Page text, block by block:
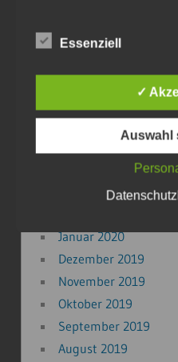
März 2022
Januar 2022
Mai 2020
Januar 2020
Dezember 2019
November 2019
Oktober 2019
September 2019
August 2019
Essenziell
✓
Auswahl